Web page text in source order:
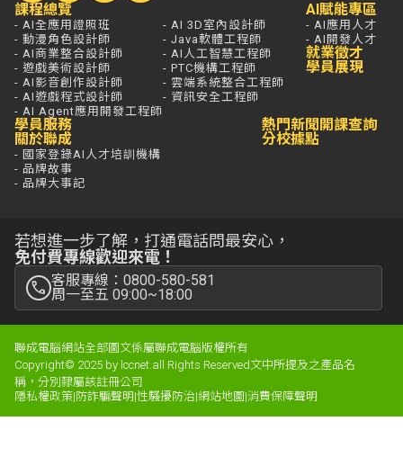
課程總覽
- AI全應用證照班
- 動漫角色設計師
- AI商業整合設計師
- 遊戲美術設計師
- AI影音創作設計師
- AI遊戲程式設計師
- AI Agent應用開發工程師
- AI 3D室內設計師
- Java軟體工程師
- AI人工智慧工程師
- PTC機構工程師
- 雲端系統整合工程師
- 資訊安全工程師
AI賦能專區
- AI應用人才
- AI開發人才
就業徵才
學員展現
學員服務
關於聯成
- 國家登錄AI人才培訓機構
- 品牌故事
- 品牌大事記
熱門新聞
分校據點
開課查詢
若想進一步了解，打通電話問最安心，
免付費專線歡迎來電！
客服專線：0800-580-581
周一至五 09:00~18:00
聯成電腦網站全部圖文係屬聯成電腦版權所有
Copyright© 2025 by lccnet.all Rights Reserved文中所提及之產品名
稱，分別隸屬該註冊公司
隱私權政策|防詐騙聲明|性騷擾防治|網站地圖 |消費保障聲明